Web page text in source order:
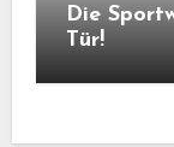
Die
Tür!